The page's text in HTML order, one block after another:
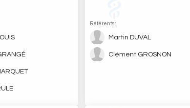
Référents :
Martin DUVAL
Clément GROSNON